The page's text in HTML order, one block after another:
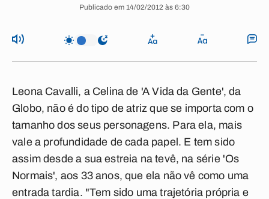
Publicado em 14/02/2012 às 6:30
Leona Cavalli, a Celina de 'A Vida da Gente', da
Globo, não é do tipo de atriz que se importa com o
tamanho dos seus personagens. Para ela, mais
vale a profundidade de cada papel. E tem sido
assim desde a sua estreia na tevê, na série 'Os
Normais', aos 33 anos, que ela não vê como uma
entrada tardia. "Tem sido uma trajetória própria e